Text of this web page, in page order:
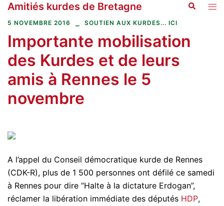
Aller
au
Amitiés kurdes de Bretagne
5 NOVEMBRE 2016 SOUTIEN AUX KURDES... ICI
Importante mobilisation
des Kurdes et de leurs
amis à Rennes le 5
novembre
A l’appel du Conseil démocratique kurde de Rennes
(CDK-R), plus de 1 500 personnes ont défilé ce samedi
à Rennes pour dire “Halte à la dictature Erdogan”,
réclamer la libération immédiate des députés HDP,